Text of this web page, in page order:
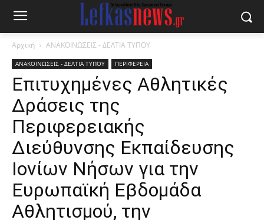
Αρχική ΑΝΑΚΟΙΝΩΣΕΙΣ - ΔΕΛΤΙΑ ΤΥΠΟΥ
ΑΝΑΚΟΙΝΩΣΕΙΣ - ΔΕΛΤΙΑ ΤΥΠΟΥ ΠΕΡΙΦΕΡΕΙΑ
Επιτυχημένες Αθλητικές
Δράσεις της
Περιφερειακής
Διεύθυνσης Εκπαίδευσης
Ιονίων Νήσων για την
Ευρωπαϊκή Εβδομάδα
Αθλητισμού, την